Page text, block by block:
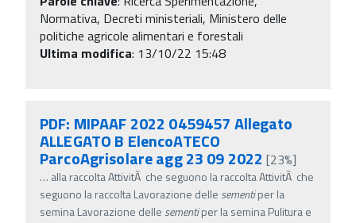
Normativa, Decreti ministeriali, Ministero delle
politiche agricole alimentari e forestali
Ultima modifica: 13/10/22 15:48
PDF: MIPAAF 2022 0459457 Allegato
ALLEGATO B ElencoATECO
ParcoAgrisolare agg 23 09 2022 [23%]
… alla raccolta AttivitÃ che seguono la raccolta AttivitÃ che
seguono la raccolta Lavorazione delle sementiper la
semina Lavorazione delle sementiper la semina Pulitura e